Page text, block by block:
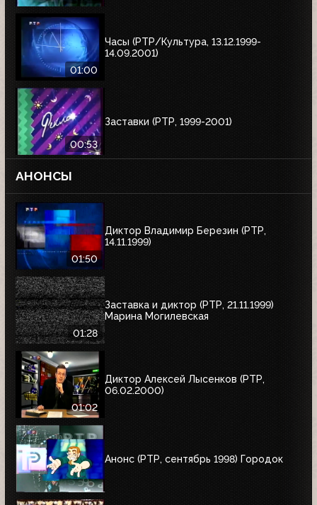
01:00
Часы (РТР/Культура, 13.12.1999-
14.09.2001)
00:53
Заставки (РТР, 1999-2001)
АНОНСЫ
01:50
Диктор Владимир Березин (РТР,
14.11.1999)
01:28
Заставка и диктор (РТР, 21.11.1999)
Марина Могилевская
01:02
Диктор Алексей Лысенков (РТР,
06.02.2000)
Анонс (РТР, сентябрь 1998) Городок